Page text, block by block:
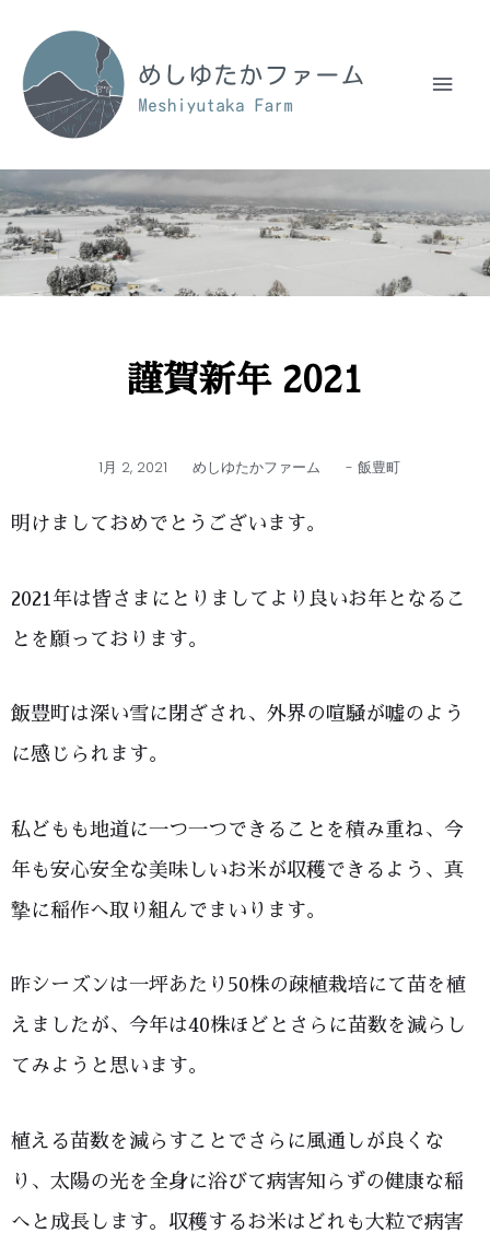
謹賀新年 2021
1月 2, 2021 めしゆたかファーム - 飯豊町
明けましておめでとうございます。
2021年は皆さまにとりましてより良いお年となるこ
とを願っております。
飯豊町は深い雪に閉ざされ、外界の喧騒が嘘のよう
に感じられます。
私どもも地道に一つ一つできることを積み重ね、今
年も安心安全な美味しいお米が収穫できるよう、真
摯に稲作へ取り組んでまいります。
昨シーズンは一坪あたり50株の疎植栽培にて苗を植
えましたが、今年は40株ほどとさらに苗数を減らし
てみようと思います。
植える苗数を減らすことでさらに風通しが良くな
り、太陽の光を全身に浴びて病害知らずの健康な稲
へと成長します。収穫するお米はどれも大粒で病害